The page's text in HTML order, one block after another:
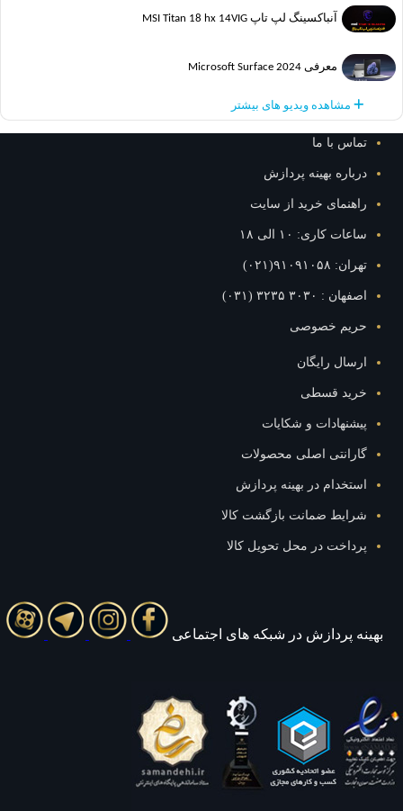
آنباکسینگ لپ تاپ MSI Titan 18 hx 14VIG
معرفی Microsoft Surface 2024
مشاهده ویدیو های بیشتر
با ما
بهینه پردازش
خرید از سایت
کاری: ۱۰ الی ۱۸
۳۰۳۰ ۳۲۳۵ (۰۳۱)
خصوصی
رایگان
قسطی
و شکایات
اصلی محصولات
در بهینه پردازش
ضمانت بازگشت کالا
در محل تحویل کالا
پردازش در شبکه های اجتماعی